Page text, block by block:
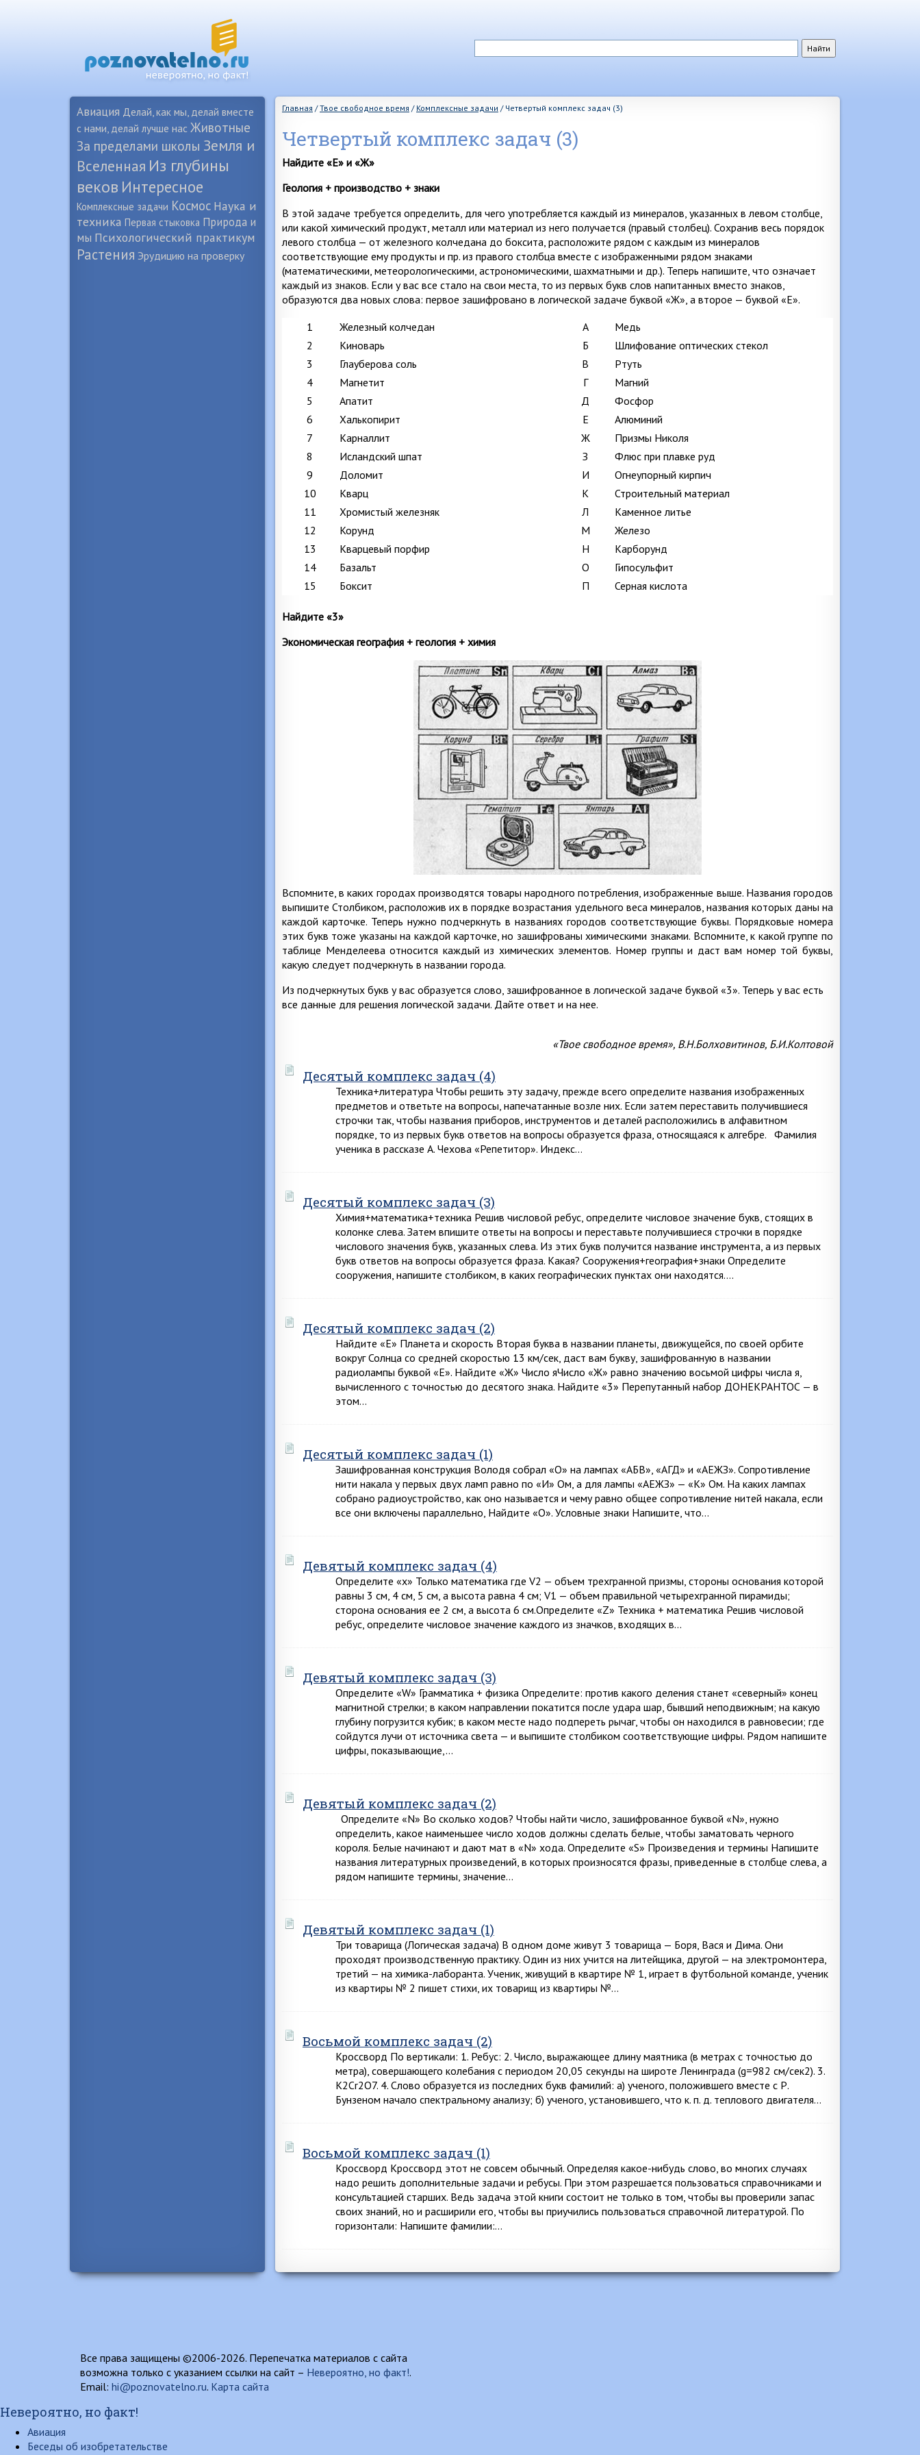
Авиация Делай, как мы, делай вместе
с нами, делай лучше нас Животные
За пределами школы Земля и
Вселенная Из глубины
веков Интересное
Комплексные задачи Космос Наука и
техника Первая стыковка Природа и
мы Психологический практикум
Растения Эрудицию на проверку
Главная /Твое свободное время / Комплексные задачи / Четвертый комплекс задач (3)
Четвертый комплекс задач (3)
Найдите «Е» и «Ж»
Геология + производство + знаки
В этой задаче требуется определить, для чего употребляется каждый из минералов, указанных в левом столбце,
или какой химический продукт, металл или материал из него получается (правый столбец). Сохранив весь порядок
левого столбца — от железного колчедана до боксита, расположите рядом с каждым из минералов
соответствующие ему продукты и пр. из правого столбца вместе с изображенными рядом знаками
(математическими, метеорологическими, астрономическими, шахматными и др.). Теперь напишите, что означает
каждый из знаков. Если у вас все стало на свои места, то из первых букв слов напитанных вместо знаков,
образуются два новых слова: первое зашифровано в логической задаче буквой «Ж», а второе — буквой «Е».
1
Железный колчедан А
Медь
2
Киноварь Б
Шлифование оптических стекол
3
Глауберова соль В
Ртуть
4
Магнетит Г
Магний
5
Апатит Д
Фосфор
6
Халькопирит Е
Алюминий
7
Карналлит Ж
Призмы Николя
8
Исландский шпат З
Флюс при плавке руд
9
Доломит И
Огнеупорный кирпич
10
Кварц К
Строительный материал
11
Хромистый железняк Л
Каменное литье
12
Корунд М
Железо
13
Кварцевый порфир Н
Карборунд
14
Базальт О
Гипосульфит
15
Боксит П Серная кислота
Найдите «3»
Экономическая география + геология + химия
Вспомните, в каких городах производятся товары народного потребления, изображенные выше. Названия городов
выпишите Столбиком, расположив их в порядке возрастания удельного веса минералов, названия которых даны на
каждой карточке. Теперь нужно подчеркнуть в названиях городов соответствующие буквы. Порядковые номера
этих букв тоже указаны на каждой карточке, но зашифрованы химическими знаками. Вспомните, к какой группе по
таблице Менделеева относится каждый из химических элементов. Номер группы и даст вам номер той буквы,
какую следует подчеркнуть в названии города.
Из подчеркнутых букв у вас образуется слово, зашифрованное в логической задаче буквой «3». Теперь у вас есть
все данные для решения логической задачи. Дайте ответ и на нее.
«Твое свободное время», В.Н.Болховитинов, Б.И.Колтовой
Десятый комплекс задач (4)
Техника+литература Чтобы решить эту задачу, прежде всего определите названия изображенных
предметов и ответьте на вопросы, напечатанные возле них. Если затем переставить получившиеся
строчки так, чтобы названия приборов, инструментов и деталей расположились в алфавитном
порядке, то из первых букв ответов на вопросы образуется фраза, относящаяся к алгебре. Фамилия
ученика в рассказе А. Чехова «Репетитор». Индекс…
Десятый комплекс задач (3)
Химия+математика+техника Решив числовой ребус, определите числовое значение букв, стоящих в
колонке слева. Затем впишите ответы на вопросы и переставьте получившиеся строчки в порядке
числового значения букв, указанных слева. Из этих букв получится название инструмента, а из первых
букв ответов на вопросы образуется фраза. Какая? Сооружения+география+знаки Определите
сооружения, напишите столбиком, в каких географических пунктах они находятся….
Десятый комплекс задач (2)
Найдите «Е» Планета и скорость Вторая буква в названии планеты, движущейся, по своей орбите
вокруг Солнца со средней скоростью 13 км/сек, даст вам букву, зашифрованную в названии
радиолампы буквой «Е». Найдите «Ж» Число яЧисло «Ж» равно значению восьмой цифры числа я,
вычисленного с точностью до десятого знака. Найдите «3» Перепутанный набор ДОНЕКРАНТОС — в
этом…
Десятый комплекс задач (1)
Зашифрованная конструкция Володя собрал «О» на лампах «АБВ», «АГД» и «АЕЖЗ». Сопротивление
нити накала у первых двух ламп равно по «И» Ом, а для лампы «АЕЖЗ» — «К» Ом. На каких лампах
собрано радиоустройство, как оно называется и чему равно общее сопротивление нитей накала, если
все они включены параллельно, Найдите «О». Условные знаки Напишите, что…
Девятый комплекс задач (4)
Определите «х» Только математика где V2 — объем трехгранной призмы, стороны основания которой
равны 3 см, 4 см, 5 см, а высота равна 4 см; V1 — объем правильной четырехгранной пирамиды;
сторона основания ее 2 см, а высота 6 см.Определите «Z» Техника + математика Решив числовой
ребус, определите числовое значение каждого из значков, входящих в…
Девятый комплекс задач (3)
Определите «W» Грамматика + физика Определите: против какого деления станет «северный» конец
магнитной стрелки; в каком направлении покатится после удара шар, бывший неподвижным; на какую
глубину погрузится кубик; в каком месте надо подпереть рычаг, чтобы он находился в равновесии; где
сойдутся лучи от источника света — и выпишите столбиком соответствующие цифры. Рядом напишите
цифры, показывающие,…
Девятый комплекс задач (2)
Определите «N» Во сколько ходов? Чтобы найти число, зашифрованное буквой «N», нужно
определить, какое наименьшее число ходов должны сделать белые, чтобы заматовать черного
короля. Белые начинают и дают мат в «N» хода. Определите «S» Произведения и термины Напишите
названия литературных произведений, в которых произносятся фразы, приведенные в столбце слева, а
рядом напишите термины, значение…
Девятый комплекс задач (1)
Три товарища (Логическая задача) В одном доме живут 3 товарища — Боря, Вася и Дима. Они
проходят производственную практику. Один из них учится на литейщика, другой — на электромонтера,
третий — на химика-лаборанта. Ученик, живущий в квартире № 1, играет в футбольной команде, ученик
из квартиры № 2 пишет стихи, их товарищ из квартиры №…
Восьмой комплекс задач (2)
Кроссворд По вертикали: 1. Ребус: 2. Число, выражающее длину маятника (в метрах с точностью до
метра), совершающего колебания с периодом 20,05 секунды на широте Ленинграда (g=982 см/сек2). 3.
К2Сr2O7. 4. Слово образуется из последних букв фамилий: а) ученого, положившего вместе с Р.
Бунзеном начало спектральному анализу; б) ученого, установившего, что к. п. д. теплового двигателя…
Восьмой комплекс задач (1)
Кроссворд Кроссворд этот не совсем обычный. Определяя какое-нибудь слово, во многих случаях
надо решить дополнительные задачи и ребусы. При этом разрешается пользоваться справочниками и
консультацией старших. Ведь задача этой книги состоит не только в том, чтобы вы проверили запас
своих знаний, но и расширили его, чтобы вы приучились пользоваться справочной литературой. По
горизонтали: Напишите фамилии:…
Все права защищены ©2006-2026. Перепечатка материалов с сайта
возможна только с указанием ссылки на сайт – Невероятно, но факт!.
Email: hi@poznovatelno.ru. Карта сайта
Невероятно, но факт!
Авиация
Беседы об изобретательстве